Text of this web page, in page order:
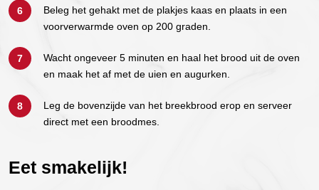
Beleg het gehakt met de plakjes kaas en plaats in een
voorverwarmde oven op 200 graden.
Wacht ongeveer 5 minuten en haal het brood uit de oven
en maak het af met de uien en augurken.
Leg de bovenzijde van het breekbrood erop en serveer
direct met een broodmes.
Eet smakelijk!